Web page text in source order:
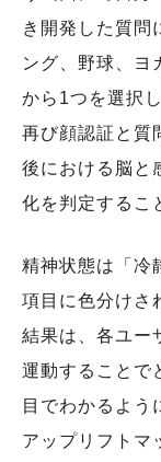
き開発した質問
ング、野球、ヨ
から1つを選択
再び顔認証と質
後における脳と
化を判定するこ
精神状態は「冷
項目に色分けさ
結果は、各ユー
運動することで
目でわかるよ
アップリフトマ